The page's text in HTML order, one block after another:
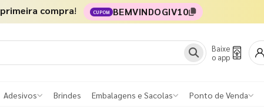
primeira compra! CUPOM BEMVINDOGIV10
Baixe
o app
Adesivos Brindes Embalagens e Sacolas Ponto de Venda